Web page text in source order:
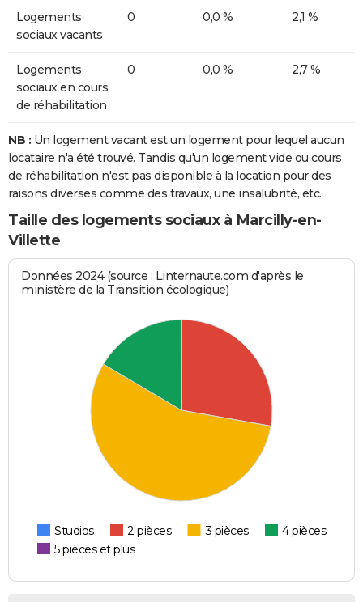
Logements
sociaux vacants
0 0,0 % 2,1 %
Logements
sociaux en cours
de réhabilitation
0 0,0 % 2,7 %
NB : Un logement vacant est un logement pour lequel aucun
locataire n'a été trouvé. Tandis qu'un logement vide ou cours
de réhabilitation n'est pas disponible à la location pour des
raisons diverses comme des travaux, une insalubrité, etc.
Taille des logements sociaux à Marcilly-en-
Villette
Données 2024 (source : Linternaute.com d'après le
ministère de la Transition écologique)
Studios 2 pièces 3 pièces
4 pièces
5 pièces et plus